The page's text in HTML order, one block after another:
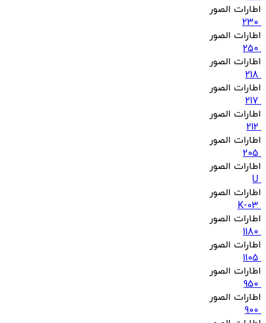
اطارات الصور
230
اطارات الصور
250
اطارات الصور
218
اطارات الصور
217
اطارات الصور
212
اطارات الصور
205
اطارات الصور
U
اطارات الصور
K-03
اطارات الصور
1180
اطارات الصور
1105
اطارات الصور
950
اطارات الصور
900